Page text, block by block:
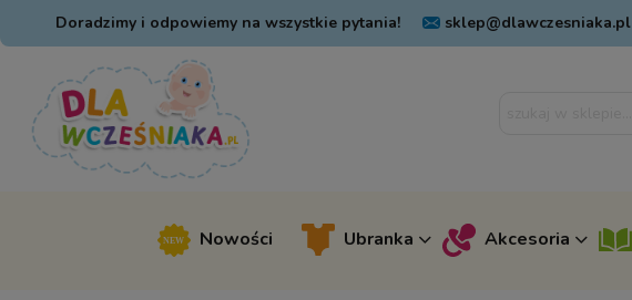
Doradzimy i odpowiemy na wszystkie pytania! sklep@dlawczesniaka.pl
Nowości Ubranka Akcesoria